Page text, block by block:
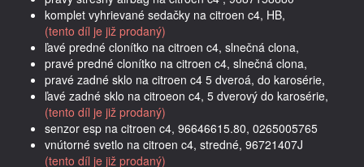
komplet vyhrievané sedačky na citroen c4, HB,
(tento díl je již prodaný)
ľavé predné clonítko na citroen c4, slnečná clona,
pravé predné clonítko na citroen c4, slnečná clona,
pravé zadné sklo na citroen c4 5 dveroá, do karosérie,
ľavé zadné sklo na citroeon c4, 5 dverový do karosérie,
(tento díl je již prodaný)
senzor esp na citroen c4, 96646615.80, 0265005765
vnútorné svetlo na citroen c4, stredné, 96721407J
(tento díl je již prodaný)